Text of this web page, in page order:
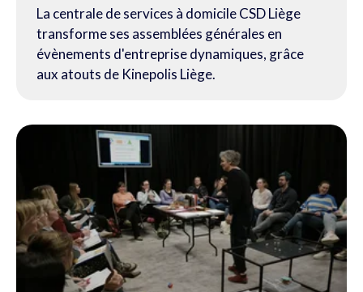
La centrale de services à domicile CSD Liège
transforme ses assemblées générales en
évènements d'entreprise dynamiques, grâce
aux atouts de Kinepolis Liège.